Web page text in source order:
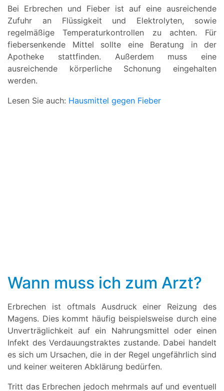
Bei Erbrechen und Fieber ist auf eine ausreichende
Zufuhr an Flüssigkeit und Elektrolyten, sowie
regelmäßige Temperaturkontrollen zu achten. Für
fiebersenkende Mittel sollte eine Beratung in der
Apotheke stattfinden. Außerdem muss eine
ausreichende körperliche Schonung eingehalten
werden.
Lesen Sie auch: Hausmittel gegen Fieber
Wann muss ich zum Arzt?
Erbrechen ist oftmals Ausdruck einer Reizung des
Magens. Dies kommt häufig beispielsweise durch eine
Unverträglichkeit auf ein Nahrungsmittel oder einen
Infekt des Verdauungstraktes zustande. Dabei handelt
es sich um Ursachen, die in der Regel ungefährlich sind
und keiner weiteren Abklärung bedürfen.
Tritt das Erbrechen jedoch mehrmals auf und eventuell